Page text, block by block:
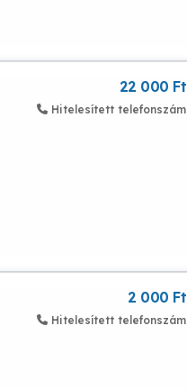
22 000 Ft
Hitelesített telefonszám
2 000 Ft
Hitelesített telefonszám